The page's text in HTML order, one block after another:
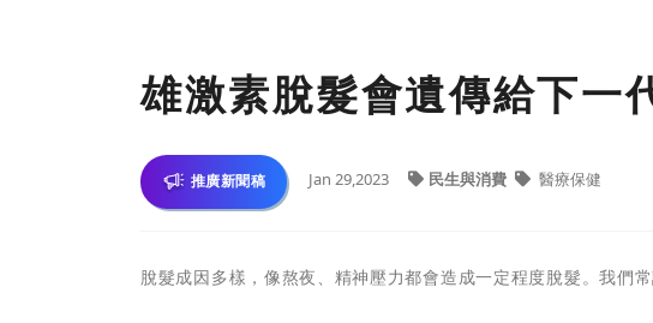
雄激素脫髮會遺傳給下一
推廣新聞稿 Jan 29,2023 民生與消費 醫療保健
脫髮成因多樣，像熬夜、精神壓力都會造成一定程度脫髮。我們